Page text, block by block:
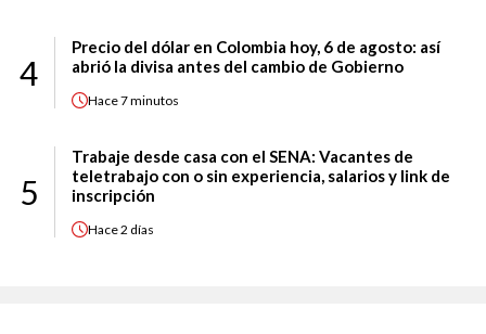
4
Precio del dólar en Colombia hoy, 6 de agosto: así
abrió la divisa antes del cambio de Gobierno
Hace7 minutos
5
Trabaje desde casa con el SENA: Vacantes de
teletrabajo con o sin experiencia, salarios y link de
inscripción
Hace2 días